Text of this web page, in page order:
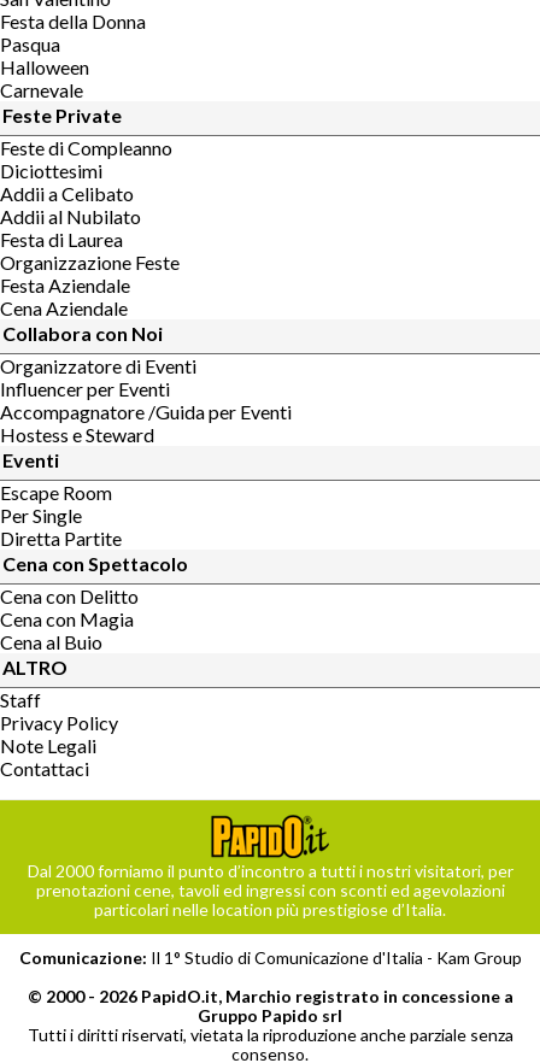
Festa della Donna
Pasqua
Halloween
Carnevale
Feste Private
Feste di Compleanno
Diciottesimi
Addii a Celibato
Addii al Nubilato
Festa di Laurea
Organizzazione Feste
Festa Aziendale
Cena Aziendale
Collabora con Noi
Organizzatore di Eventi
Influencer per Eventi
Accompagnatore /Guida per Eventi
Hostess e Steward
Eventi
Escape Room
Per Single
Diretta Partite
Cena con Spettacolo
Cena con Delitto
Cena con Magia
Cena al Buio
ALTRO
Staff
Privacy Policy
Note Legali
Contattaci
Dal 2000 forniamo il punto d’incontro a tutti i nostri visitatori, per
prenotazioni cene, tavoli ed ingressi con sconti ed agevolazioni
particolari nelle location più prestigiose d’Italia.
Comunicazione: Il 1° Studio di Comunicazione d'Italia - Kam Group
© 2000 - 2026 PapidO.it, Marchio registrato in concessione a
Gruppo Papido srl
Tutti i diritti riservati, vietata la riproduzione anche parziale senza
consenso.